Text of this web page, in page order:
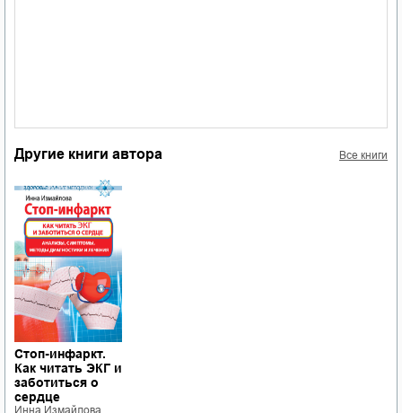
Другие книги автора Все книги
Стоп-инфаркт.
Как читать ЭКГ и
заботиться о
сердце
Инна Измайлова